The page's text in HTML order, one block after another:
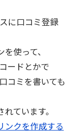
に口コミ登録
使って、
ードとかで
コミを書いても
ています。
ンクを作成する